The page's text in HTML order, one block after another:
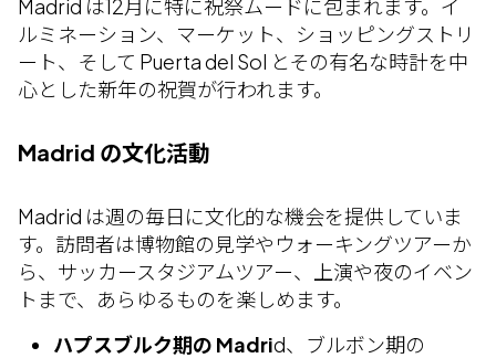
Madrid は12月に特に祝祭ムードに包まれます。イ
ルミネーション、マーケット、ショッピングストリ
ート、そして Puerta del Sol とその有名な時計を中
心とした新年の祝賀が行われます。
Madrid の文化活動
Madrid は週の毎日に文化的な機会を提供していま
す。訪問者は博物館の見学やウォーキングツアーか
ら、サッカースタジアムツアー、上演や夜のイベン
トまで、あらゆるものを楽しめます。
ハプスブルク期の Madrid、ブルボン期の